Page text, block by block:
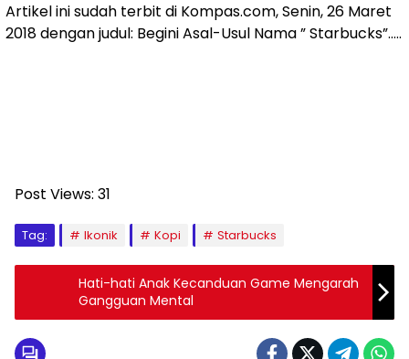
Artikel ini sudah terbit di Kompas.com, Senin, 26 Maret
2018 dengan judul: Begini Asal-Usul Nama ” Starbucks”…..
Post Views: 31
Tag: Ikonik Kopi Starbucks
Hati-hati Anak Kecanduan Game Mengarah
Gangguan Mental